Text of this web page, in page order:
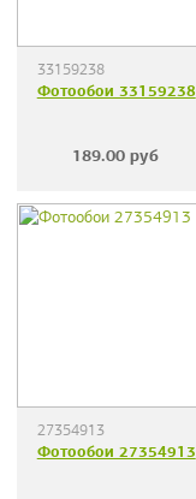
33159238
Фотообои 33159238
189.00 руб
27354913
Фотообои 27354913